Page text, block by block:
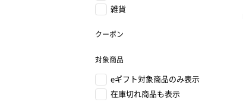
雑貨
クーポン
対象商品
eギフト対象商品のみ表示
在庫切れ商品も表示